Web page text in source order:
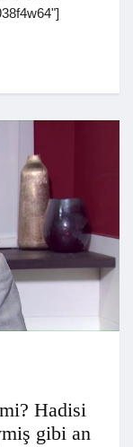
Hadisi
gibi an